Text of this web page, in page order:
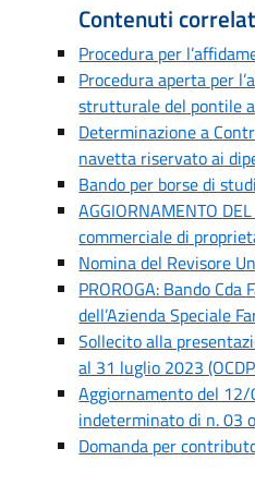
Contenuti
Procedura per
Procedura aperta per
strutturale del pontile
Determinazione a
navetta riservato ai
Bando per borse di
AGGIORNAMENTO
commerciale di
Nomina del Revisore
PROROGA: Bando
dell’Azienda Speciale
Sollecito alla
al 31 luglio 2023
Aggiornamento del 12/
indeterminato di n. 03
Domanda per